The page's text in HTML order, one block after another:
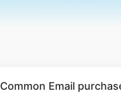
Common Email